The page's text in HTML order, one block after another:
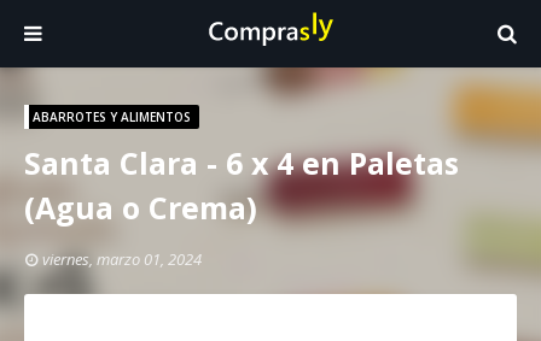
ABARROTES Y ALIMENTOS
Santa Clara - 6 x 4 en Paletas
(Agua o Crema)
viernes, marzo 01, 2024